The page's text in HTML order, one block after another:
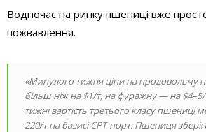
Водночас на ринку пшениці вже
пожвавлення.
«Минулого тижня ціни на продовольчу
більш ніж на $1/т, на фуражну — на
тижні вартість третього класу пшениці
220/т на базисі CPT-порт. Пшениця